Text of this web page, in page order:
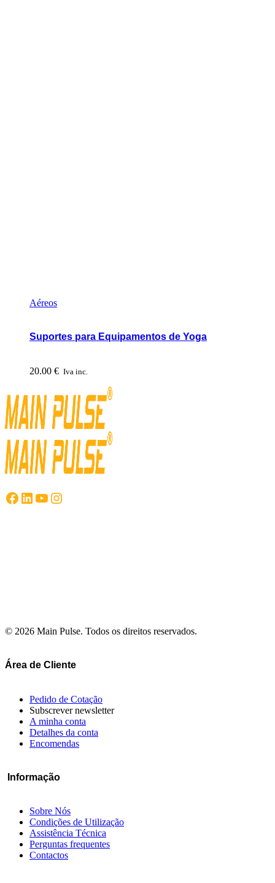
Aéreos
Suportes para Equipamentos de Yoga
20.00 € Iva inc.
Facebook
LinkedIn
YouTube
Instagram
© 2026 Main Pulse. Todos os direitos reservados.
Área de Cliente
Pedido de Cotação
Subscrever newsletter
A minha conta
Detalhes da conta
Encomendas
Informação
Sobre Nós
Condições de Utilização
Assistência Técnica
Perguntas frequentes
Contactos